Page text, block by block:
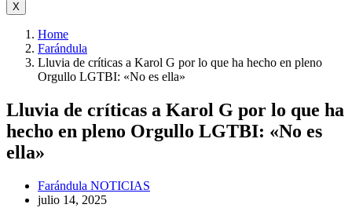
X
Home
Farándula
Lluvia de críticas a Karol G por lo que ha hecho en pleno
Orgullo LGTBI: «No es ella»
Lluvia de críticas a Karol G por lo que ha
hecho en pleno Orgullo LGTBI: «No es
ella»
Farándula NOTICIAS
julio 14, 2025